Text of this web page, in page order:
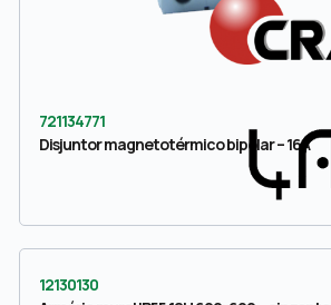
721134771
Disjuntor magnetotérmico bipolar – 16A
12130130